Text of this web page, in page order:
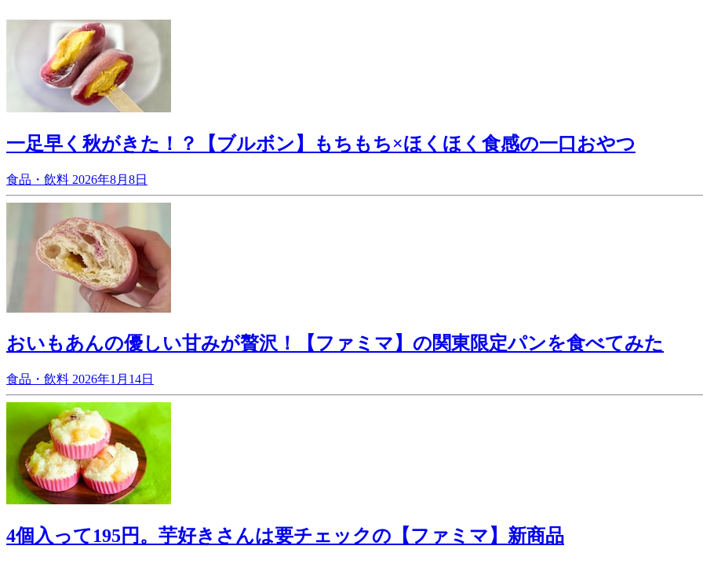
一足早く秋がきた！？【ブルボン】もちもち×ほくほく食感の一口おやつ
食品・飲料 2026年8月8日
おいもあんの優しい甘みが贅沢！【ファミマ】の関東限定パンを食べてみた
食品・飲料 2026年1月14日
4個入って195円。芋好きさんは要チェックの【ファミマ】新商品